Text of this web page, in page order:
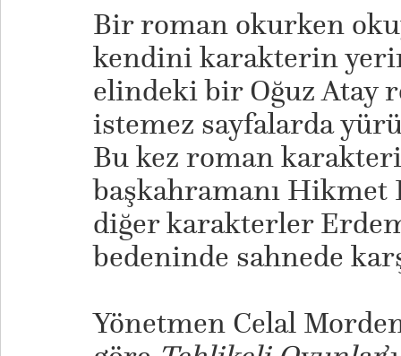
Bir roman okurken
kendini karakterin
elindeki bir Oğuz Atay
istemez sayfalarda
Bu kez roman
başkahramanı Hikmet
diğer karakterler
bedeninde sahnede
Yönetmen Celal